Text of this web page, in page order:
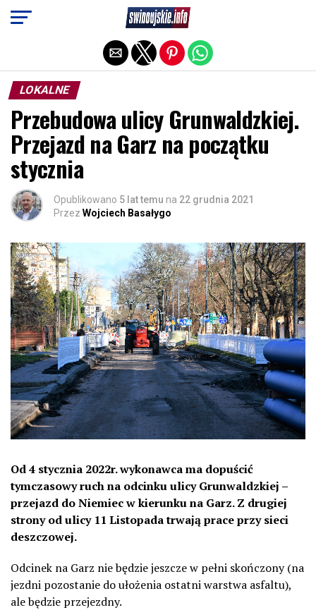
LOKALNE
Przebudowa ulicy Grunwaldzkiej.
Przejazd na Garz na początku
stycznia
Opublikowano 5 lat temu na 22 grudnia 2021
Przez Wojciech Basałygo
Od 4 stycznia 2022r. wykonawca ma dopuścić
tymczasowy ruch na odcinku ulicy Grunwaldzkiej –
przejazd do Niemiec w kierunku na Garz. Z drugiej
strony od ulicy 11 Listopada trwają prace przy sieci
deszczowej.
Odcinek na Garz nie będzie jeszcze w pełni skończony (na
jezdni pozostanie do ułożenia ostatni warstwa asfaltu),
ale będzie przejezdny.
Exit mobile version